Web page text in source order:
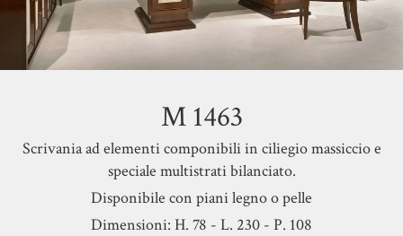
M 1463
Scrivania ad elementi componibili in ciliegio massiccio e
speciale multistrati bilanciato.
Disponibile con piani legno o pelle
Dimensioni: H. 78 - L. 230 - P. 108